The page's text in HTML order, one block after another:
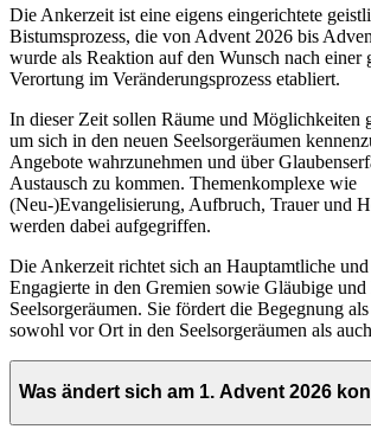
Die Ankerzeit ist eine eigens eingerichtete
Bistumsprozess, die von Advent 2026 bis
wurde als Reaktion auf den Wunsch nach einer
Verortung im Veränderungsprozess etabliert.
In dieser Zeit sollen Räume und Möglichkeiten
um sich in den neuen Seelsorgeräumen
Angebote wahrzunehmen und über
Austausch zu kommen. Themenkomplexe wie
(Neu-)Evangelisierung, Aufbruch, Trauer und
werden dabei aufgegriffen.
Die Ankerzeit richtet sich an Hauptamtliche
Engagierte in den Gremien sowie Gläubige und
Seelsorgeräumen. Sie fördert die Begegnung
sowohl vor Ort in den Seelsorgeräumen als
Was ändert sich am 1. Advent 2026